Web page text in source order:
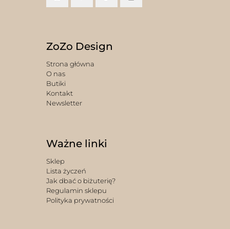
ZoZo Design
Strona główna
O nas
Butiki
Kontakt
Newsletter
Ważne linki
Sklep
Lista życzeń
Jak dbać o biżuterię?
Regulamin sklepu
Polityka prywatności